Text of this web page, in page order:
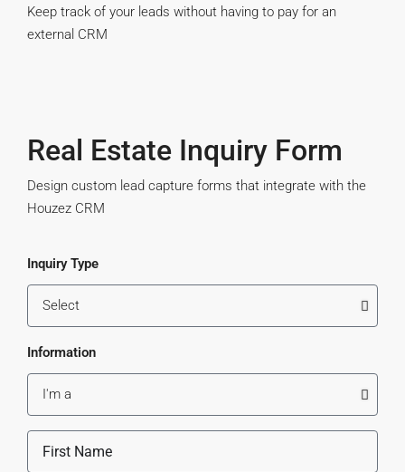
Keep track of your leads without having to pay for an
external CRM
Real Estate Inquiry Form
Design custom lead capture forms that integrate with the
Houzez CRM
Inquiry Type
Information